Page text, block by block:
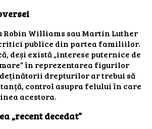
Robin Williams sau Martin Luther
publice din partea familiilor.
deși există „interese puternice de
în reprezentarea figurilor
drepturilor ar trebui să
control asupra felului în care
acestora.
„recent decedat”